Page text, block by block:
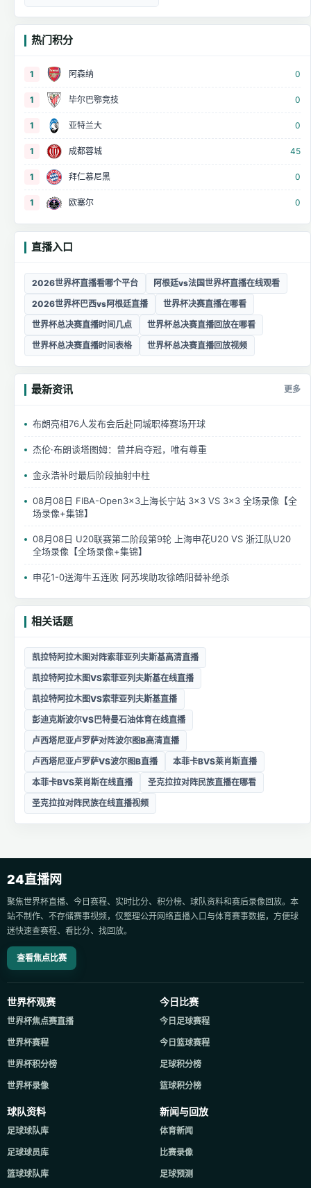
热门积分
1 阿森纳 0
1 毕尔巴鄂竞技 0
1 亚特兰大 0
1 成都蓉城 45
1 拜仁慕尼黑 0
1 欧塞尔 0
直播入口
2026世界杯直播看哪个平台
阿根廷vs法国世界杯直播在线观看
2026世界杯巴西vs阿根廷直播
世界杯决赛直播在哪看
世界杯总决赛直播时间几点
世界杯总决赛直播回放在哪看
世界杯总决赛直播时间表格
世界杯总决赛直播回放视频
最新资讯 更多
布朗亮相76人发布会后赴同城职棒赛场开球
杰伦·布朗谈塔图姆：曾并肩夺冠，唯有尊重
金永浩补时最后阶段抽射中柱
08月08日 FIBA-Open3x3上海长宁站 3×3 VS 3×3 全场录像【全
场录像+集锦】
08月08日 U20联赛第二阶段第9轮 上海申花U20 VS 浙江队U20
全场录像【全场录像+集锦】
申花1-0送海牛五连败 阿苏埃助攻徐皓阳替补绝杀
相关话题
凯拉特阿拉木图对阵索菲亚列夫斯基高清直播
凯拉特阿拉木图VS索菲亚列夫斯基在线直播
凯拉特阿拉木图VS索菲亚列夫斯基直播
彭迪克斯波尔VS巴特曼石油体育在线直播
卢西塔尼亚卢罗萨对阵波尔图B高清直播
卢西塔尼亚卢罗萨VS波尔图B直播
本菲卡BVS莱肖斯直播
本菲卡BVS莱肖斯在线直播
圣克拉拉对阵民族直播在哪看
圣克拉拉对阵民族在线直播视频
24直播网
聚焦世界杯直播、今日赛程、实时比分、积分榜、球队资料和赛后录像回放。本
站不制作、不存储赛事视频，仅整理公开网络直播入口与体育赛事数据，方便球
迷快速查赛程、看比分、找回放。
查看焦点比赛
世界杯观赛
世界杯焦点赛直播
世界杯赛程
世界杯积分榜
世界杯录像
今日比赛
今日足球赛程
今日篮球赛程
足球积分榜
篮球积分榜
球队资料
足球球队库
足球球员库
篮球球队库
新闻与回放
体育新闻
比赛录像
足球预测